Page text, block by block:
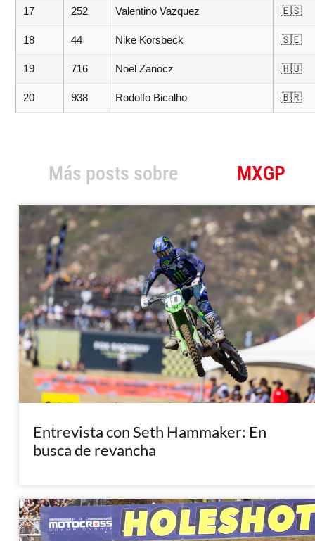
17 252 Valentino Vazquez 🇪🇸
18 44 Nike Korsbeck 🇸🇪
19 716 Noel Zanocz 🇭🇺
20 938 Rodolfo Bicalho 🇧🇷
Más posts sobre MXGP
Entrevista con Seth Hammaker: En
busca de revancha